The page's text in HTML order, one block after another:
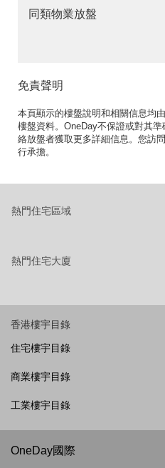
同類物業放盤
免責聲明
本頁顯示的樓盤說明和相關信息均
樓盤資料。OneDay不保證或對其
絡放盤者獲取更多詳細信息。您訪
行承擔。
熱門住宅區域
熱門住宅大廈
香港樓宇目錄
住宅樓宇目錄
商業樓宇目錄
工業樓宇目錄
OneDay國際